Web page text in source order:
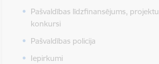
Pašvaldības līdzfinansējums, projektu
konkursi
Pašvaldības policija
Iepirkumi